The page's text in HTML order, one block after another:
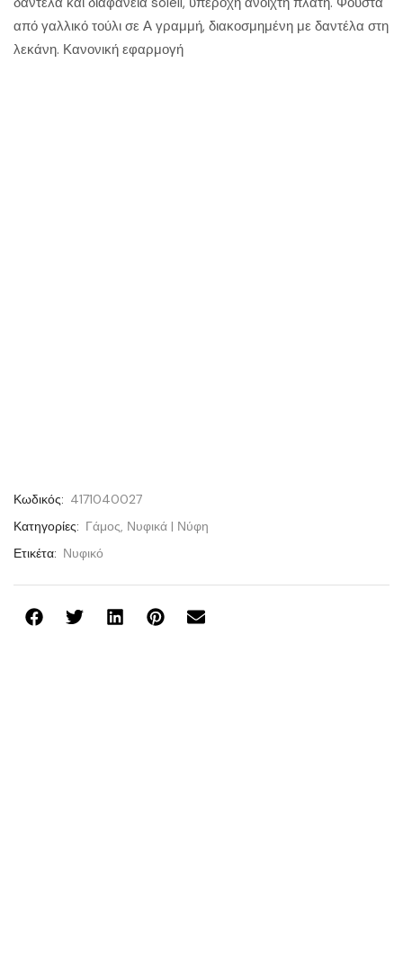
από γαλλικό τούλι σε Α γραμμή, διακοσμημένη με δαντέλα στη
λεκάνη. Κανονική εφαρμογή
Κωδικός: 4171040027
Κατηγορίες: Γάμος, Νυφικά | Νύφη
Ετικέτα: Νυφικό